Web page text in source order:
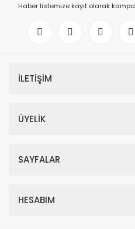
Haber listemize kayıt olarak
İLETİŞİM
ÜYELİK
SAYFALAR
HESABIM